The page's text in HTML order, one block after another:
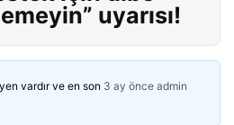
uyarısı!
vardır ve en son 3 ay önce admin